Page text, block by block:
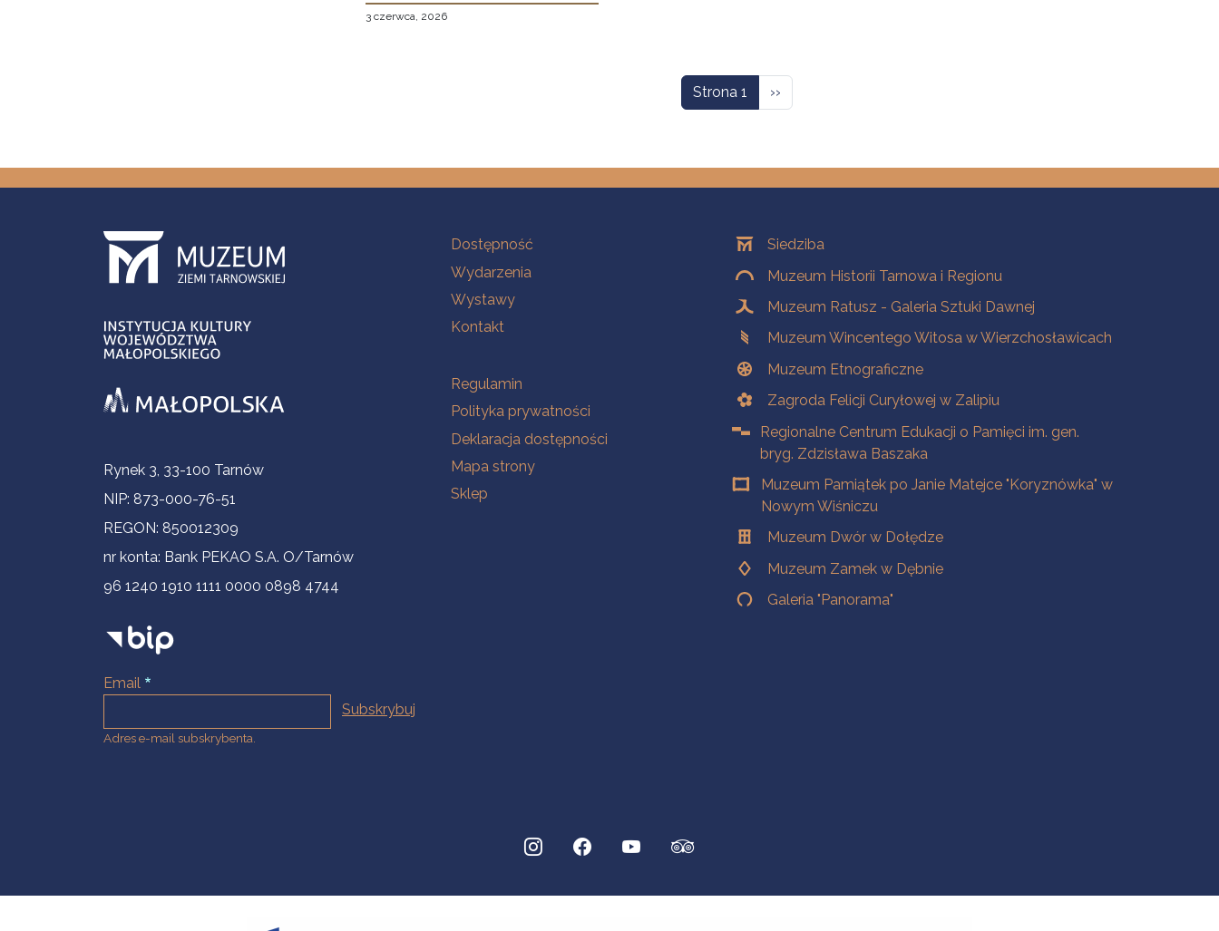
3 czerwca, 2026
Strona 1 Następna strona
››
Informacje kontaktowe
Rynek 3, 33-100 Tarnów
NIP: 873-000-76-51
REGON: 850012309
nr konta: Bank PEKAO S.A. O/Tarnów
96 1240 1910 1111 0000 0898 4744
Email
Adres e-mail subskrybenta.
Na skróty
Dostępność
Wydarzenia
Wystawy
Kontakt
Na skróty
Regulamin
Polityka prywatności
Deklaracja dostępności
Mapa strony
Sklep
OddziałySiedziba
Muzeum Historii Tarnowa i Regionu
Muzeum Ratusz - Galeria Sztuki Dawnej
Muzeum Wincentego Witosa w Wierzchosławicach
Muzeum Etnograficzne
Zagroda Felicji Curyłowej w Zalipiu
Regionalne Centrum Edukacji o Pamięci im. gen.
bryg. Zdzisława Baszaka
Muzeum Pamiątek po Janie Matejce "Koryznówka" w
Nowym Wiśniczu
Muzeum Dwór w Dołędze
Muzeum Zamek w Dębnie
Galeria "Panorama"